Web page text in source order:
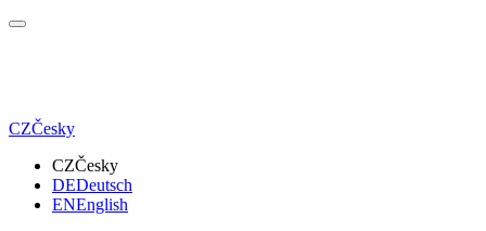
CZČesky
CZČesky
DEDeutsch
ENEnglish